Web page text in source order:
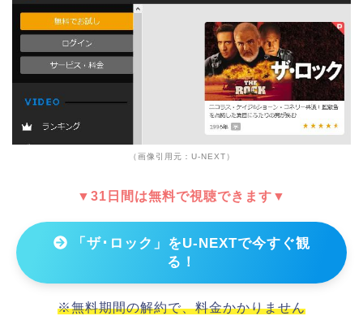
（画像引用元：U-NEXT）
▼31日間は無料で視聴できます▼
「ザ･ロック」をU-NEXTで今すぐ観
る！
※無料期間の解約で、料金かかりません